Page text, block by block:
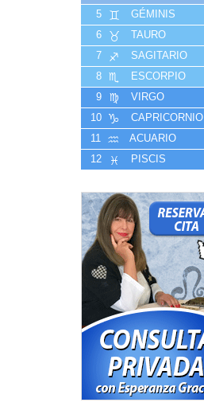
5
GÉMINIS
6
TAURO
7
SAGITARIO
8
ESCORPIO
9
VIRGO
10
CAPRICORNIO
11
ACUARIO
12
PISCIS